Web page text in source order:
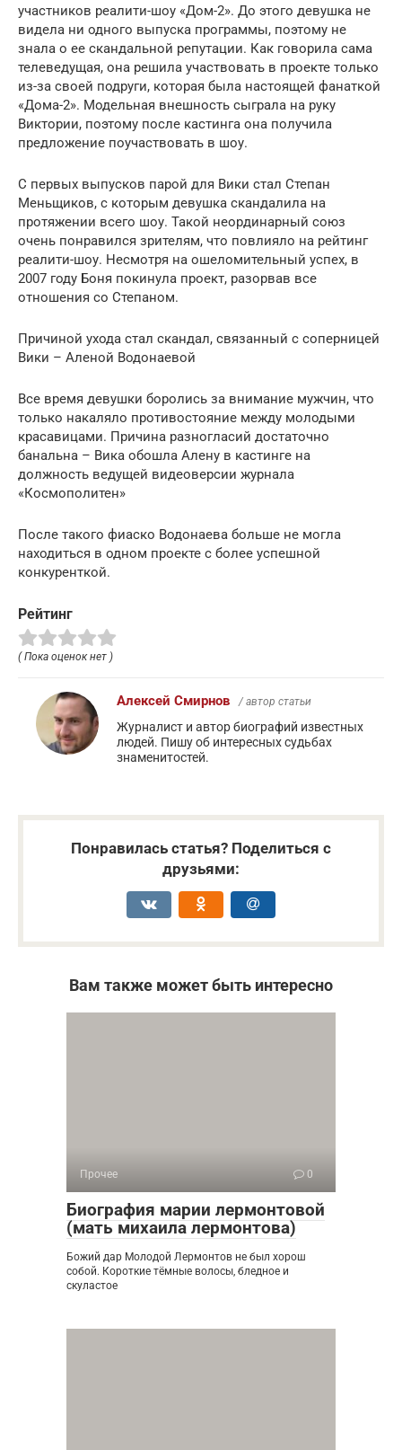
участников реалити-шоу «Дом-2». До этого девушка не
видела ни одного выпуска программы, поэтому не
знала о ее скандальной репутации. Как говорила сама
телеведущая, она решила участвовать в проекте только
из-за своей подруги, которая была настоящей фанаткой
«Дома-2». Модельная внешность сыграла на руку
Виктории, поэтому после кастинга она получила
предложение поучаствовать в шоу.
С первых выпусков парой для Вики стал Степан
Меньщиков, с которым девушка скандалила на
протяжении всего шоу. Такой неординарный союз
очень понравился зрителям, что повлияло на рейтинг
реалити-шоу. Несмотря на ошеломительный успех, в
2007 году Боня покинула проект, разорвав все
отношения со Степаном.
Причиной ухода стал скандал, связанный с соперницей
Вики – Аленой Водонаевой
Все время девушки боролись за внимание мужчин, что
только накаляло противостояние между молодыми
красавицами. Причина разногласий достаточно
банальна – Вика обошла Алену в кастинге на
должность ведущей видеоверсии журнала
«Космополитен»
После такого фиаско Водонаева больше не могла
находиться в одном проекте с более успешной
конкуренткой.
Рейтинг
( Пока оценок нет )
Алексей Смирнов / автор статьи
Журналист и автор биографий известных
людей. Пишу об интересных судьбах
знаменитостей.
Понравилась статья? Поделиться с
друзьями:
Вам также может быть интересно
Прочее 0
Биография марии лермонтовой
(мать михаила лермонтова)
Божий дар Молодой Лермонтов не был хорош
собой. Короткие тёмные волосы, бледное и
скуластое